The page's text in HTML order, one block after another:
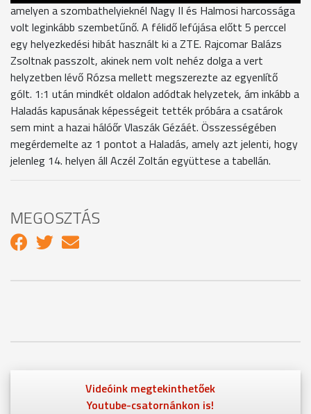
amelyen a szombathelyieknél Nagy II és Halmosi harcossága
volt leginkább szembetűnő. A félidő lefújása előtt 5 perccel
egy helyezkedési hibát használt ki a ZTE. Rajcomar Balázs
Zsoltnak passzolt, akinek nem volt nehéz dolga a vert
helyzetben lévő Rózsa mellett megszerezte az egyenlítő
gólt. 1:1 után mindkét oldalon adódtak helyzetek, ám inkább a
Haladás kapusának képességeit tették próbára a csatárok
sem mint a hazai hálóőr Vlaszák Gézáét. Összességében
megérdemelte az 1 pontot a Haladás, amely azt jelenti, hogy
jelenleg 14. helyen áll Aczél Zoltán együttese a tabellán.
MEGOSZTÁS
Videóink megtekinthetőek
Youtube-csatornánkon is!